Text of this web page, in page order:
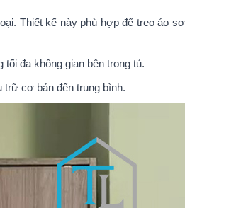
Thiết kế này phù hợp để treo áo sơ
đa không gian bên trong tủ.
cơ bản đến trung bình.